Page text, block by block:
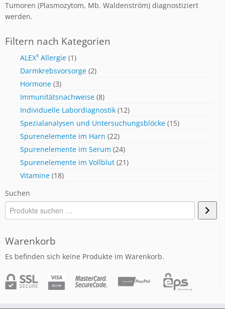
Tumoren (Plasmozytom, Mb. Waldenström) diagnostiziert
werden.
Filtern nach Kategorien
ALEX³ Allergie (1)
Darmkrebsvorsorge (2)
Hormone (3)
Immunitätsnachweise (8)
Individuelle Labordiagnostik (12)
Spezialanalysen und Untersuchungsblöcke (15)
Spurenelemente im Harn (22)
Spurenelemente im Serum (24)
Spurenelemente im Vollblut (21)
Vitamine (18)
Suchen
Warenkorb
Es befinden sich keine Produkte im Warenkorb.